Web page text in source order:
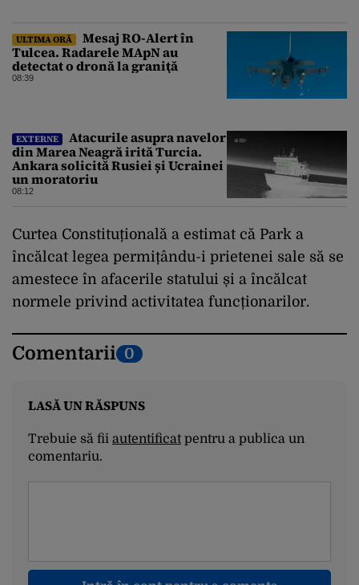
ULTIMA ORĂ
Mesaj RO-Alert în
Tulcea. Radarele MApN au
detectat o dronă la graniţă
08:39
EXTERNE
Atacurile asupra navelor
din Marea Neagră irită Turcia.
Ankara solicită Rusiei și Ucrainei
un moratoriu
08:12
Curtea Constituțională a estimat că Park a
încălcat legea permițându-i prietenei sale să se
amestece în afacerile statului și a încălcat
normele privind activitatea funcționarilor.
Comentarii 0
LASĂ UN RĂSPUNS
Trebuie să fii autentificatpentru a publica un
comentariu.